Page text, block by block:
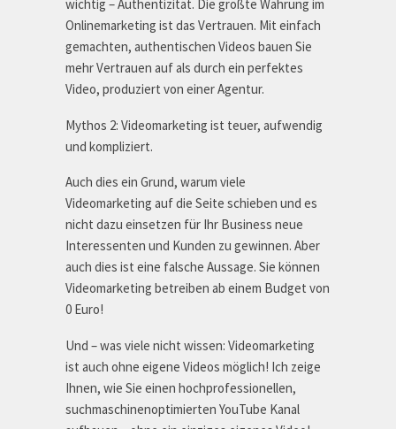
wichtig – Authentizität. Die größte Währung im
Onlinemarketing ist das Vertrauen. Mit einfach
gemachten, authentischen Videos bauen Sie
mehr Vertrauen auf als durch ein perfektes
Video, produziert von einer Agentur.
Mythos 2: Videomarketing ist teuer, aufwendig
und kompliziert.
Auch dies ein Grund, warum viele
Videomarketing auf die Seite schieben und es
nicht dazu einsetzen für Ihr Business neue
Interessenten und Kunden zu gewinnen. Aber
auch dies ist eine falsche Aussage. Sie können
Videomarketing betreiben ab einem Budget von
0 Euro!
Und – was viele nicht wissen: Videomarketing
ist auch ohne eigene Videos möglich! Ich zeige
Ihnen, wie Sie einen hochprofessionellen,
suchmaschinenoptimierten YouTube Kanal